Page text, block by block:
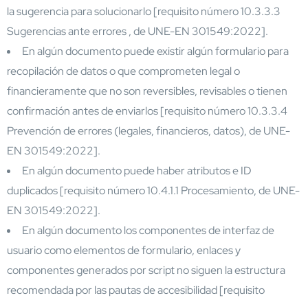
la sugerencia para solucionarlo [requisito número 10.3.3.3
Sugerencias ante errores , de UNE-EN 301549:2022].
En algún documento puede existir algún formulario para
recopilación de datos o que comprometen legal o
financieramente que no son reversibles, revisables o tienen
confirmación antes de enviarlos [requisito número 10.3.3.4
Prevención de errores (legales, financieros, datos), de UNE-
EN 301549:2022].
En algún documento puede haber atributos e ID
duplicados [requisito número 10.4.1.1 Procesamiento, de UNE-
EN 301549:2022].
En algún documento los componentes de interfaz de
usuario como elementos de formulario, enlaces y
componentes generados por script no siguen la estructura
recomendada por las pautas de accesibilidad [requisito